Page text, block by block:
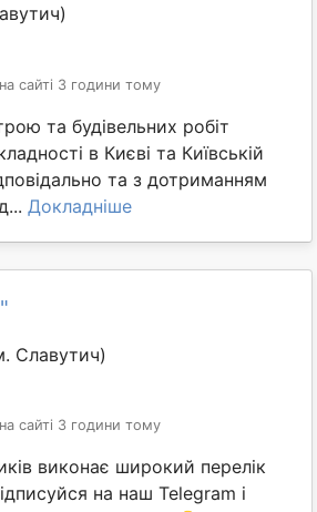
сайті 3 години тому
та будівельних робіт
в Києві та Київській
та з дотриманням
Докладніше
Славутич)
сайті 3 години тому
виконає широкий перелік
на наш Telegram і